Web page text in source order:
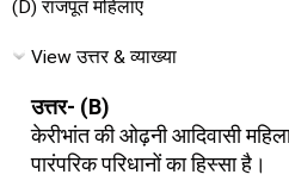
(D) राजपूत महिलाएं
View उत्तर & व्याख्या
उत्तर- (B)
केरीभांत की ओढ़नी आदिवासी
पारंपरिक परिधानों का हिस्सा है।